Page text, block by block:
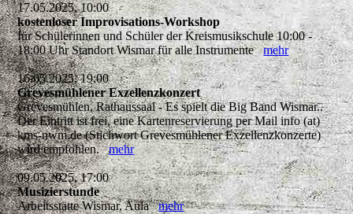
17.05.2025, 10:00
kostenloser Improvisations-Workshop
für Schülerinnen und Schüler der Kreismusikschule 10:00 -
18:00 Uhr Standort Wismar für alle Instrumentemehr
16.05.2025, 19:00
Grevesmühlener Exzellenzkonzert
Grevesmühlen, Rathaussaal - Es spielt die Big Band Wismar..
Der Eintritt ist frei, eine Kartenreservierung per Mail info (at)
kms-nwm.de (Stichwort Grevesmühlener Exzellenzkonzerte)
wird empfohlen.mehr
09.05.2025, 17:00
Musizierstunde
Arbeitsstätte Wismar, Aulamehr